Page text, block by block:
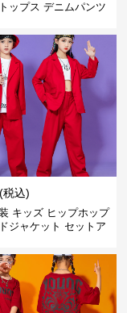
ップス デニムパンツ
(税込)
キッズ ヒップホップ
ジャケット セットア